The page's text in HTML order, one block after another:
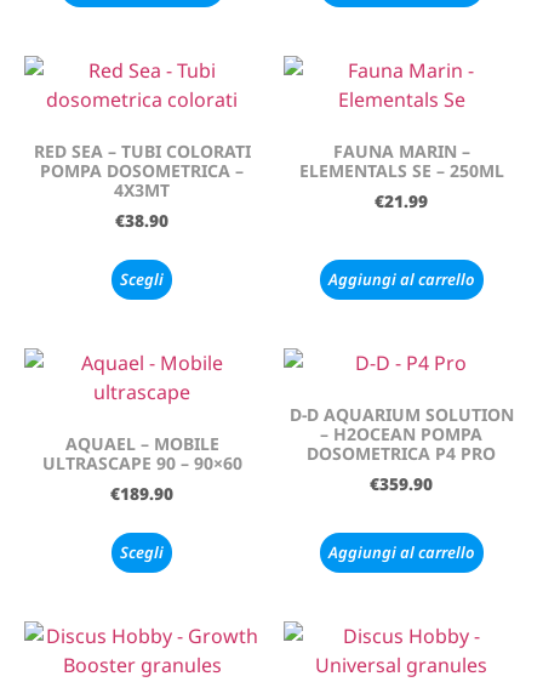
RED SEA – TUBI COLORATI
POMPA DOSOMETRICA –
4X3MT
€38.90
Scegli
FAUNA MARIN –
ELEMENTALS SE – 250ML
€21.99
Aggiungi al carrello
AQUAEL – MOBILE
ULTRASCAPE 90 – 90×60
€189.90
Scegli
D-D AQUARIUM SOLUTION
– H2OCEAN POMPA
DOSOMETRICA P4 PRO
€359.90
Aggiungi al carrello